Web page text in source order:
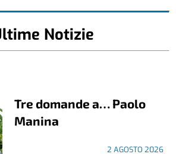
Notizie
Tre domande a… Paolo
Manina
2 AGOSTO 2026